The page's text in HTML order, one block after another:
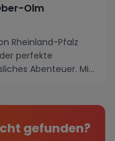
Olm
Rheinland-Pfalz
perfekte
Abenteuer. Mit
gefunden?